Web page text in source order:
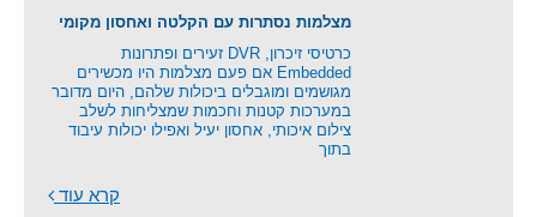
מצלמות נסתרות עם הקלטה ואחסון מקומי
כרטיסי זיכרון, DVR זעירים ופתרונות
Embedded אם פעם מצלמות היו מכשירים
מגושמים ומוגבלים ביכולות שלהם, היום מדובר
במערכות קטנות וחכמות שמצליחות לשלב
צילום איכותי, אחסון יעיל ואפילו יכולות עיבוד
בתוך
קרא עוד